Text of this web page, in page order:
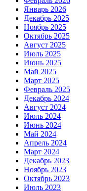
Январь 2026
Декабрь 2025
Ноябрь 2025
Октябрь 2025
Август 2025
Июль 2025
Июнь 2025
Май 2025
Март 2025
Февраль 2025
Декабрь 2024
Август 2024
Июль 2024
Июнь 2024
Май 2024
Апрель 2024
Март 2024
Декабрь 2023
Ноябрь 2023
Октябрь 2023
Июль 2023